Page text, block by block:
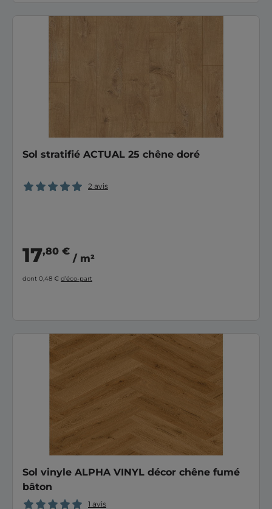
Sol stratifié ACTUAL 25 chêne doré
2 avis
17,80 €
/ m²
dont 0,48 € d’éco-part
Sol vinyle ALPHA VINYL décor chêne fumé
bâton
1 avis